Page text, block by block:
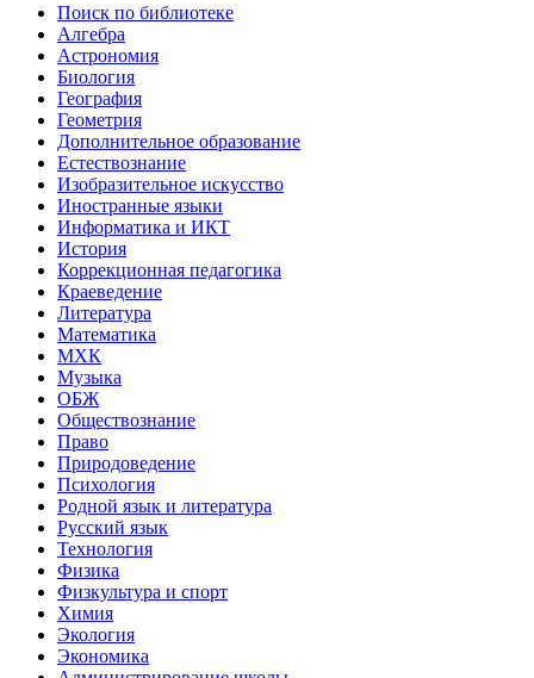
Поиск по библиотеке
Алгебра
Астрономия
Биология
География
Геометрия
Дополнительное образование
Естествознание
Изобразительное искусство
Иностранные языки
Информатика и ИКТ
История
Коррекционная педагогика
Краеведение
Литература
Математика
МХК
Музыка
ОБЖ
Обществознание
Право
Природоведение
Психология
Родной язык и литература
Русский язык
Технология
Физика
Физкультура и спорт
Химия
Экология
Экономика